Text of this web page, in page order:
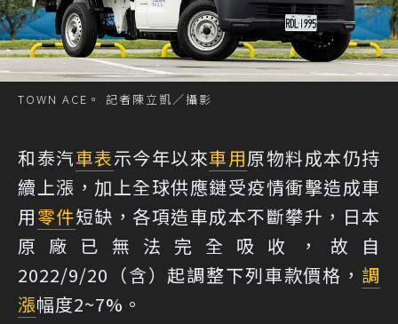
TOWN ACE。 記者陳立凱／攝影
和泰汽車表示今年以來車用原物料成本仍持
續上漲，加上全球供應鏈受疫情衝擊造成車
用零件短缺，各項造車成本不斷攀升，日本
原廠已無法完全吸收，故自
2022/9/20（含）起調整下列車款價格， 調
漲幅度2~7%。